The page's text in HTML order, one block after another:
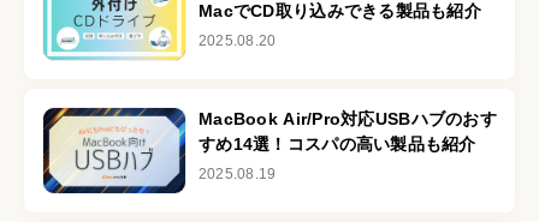
MacでCD取り込みできる製品も紹介
2025.08.20
MacBook Air/Pro対応USBハブのおす
すめ14選！コスパの高い製品も紹介
2025.08.19